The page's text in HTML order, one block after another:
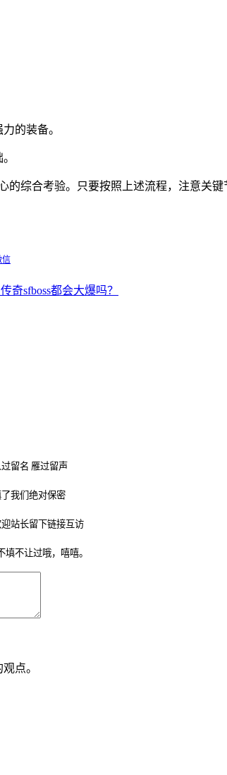
的装备。
的综合考验。只要按照上述流程，注意关
信
奇sfboss都会大爆吗？
过留名 雁过留声
我们绝对保密
站长留下链接互访
填不让过哦，嘻嘻。
点。